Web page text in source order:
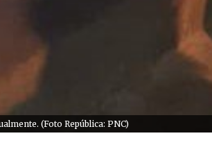
(Foto República: PNC)